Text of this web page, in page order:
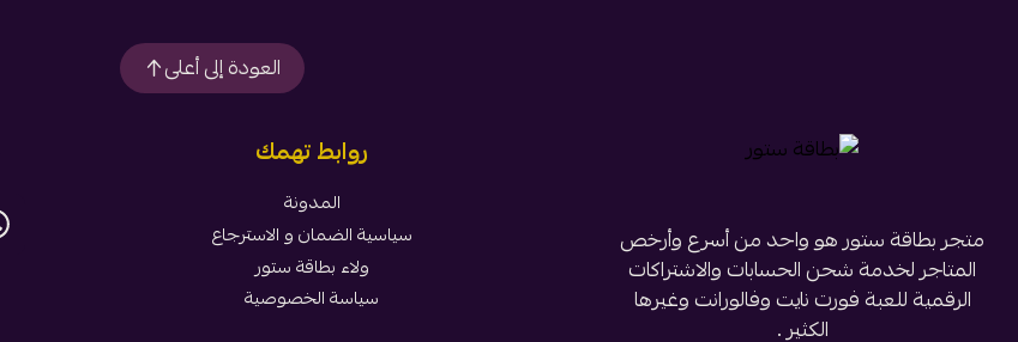
العودة إلى أعلى
متجر بطاقة ستور هو واحد من أسرع وأرخص
المتاجر لخدمة شحن الحسابات والاشتراكات
الرقمية للعبة فورت نايت وفالورانت وغيرها
الكثير .
روابط تهمك
المدونة
سياسية الضمان و الاسترجاع
ولاء بطاقة ستور
سياسة الخصوصية